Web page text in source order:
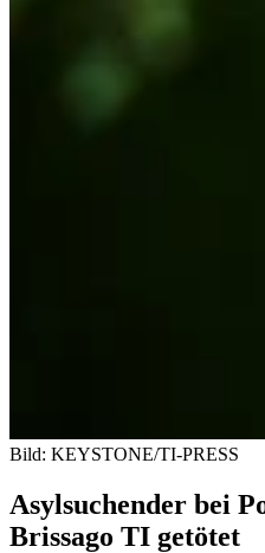
Bild: KEYSTONE/TI-PRESS
Asylsuchender bei
Brissago TI getötet